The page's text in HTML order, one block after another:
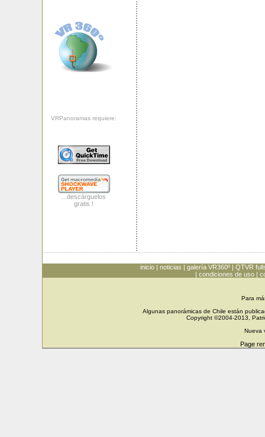
VRPanoramas requiere:
...descárguelos
gratis !
inicio| noticias | galería VR360º| QTVR
| condiciones de uso|
Para
Algunas panorámicas de Chile están
Copyright ©2004-2013,
Nueva
Page